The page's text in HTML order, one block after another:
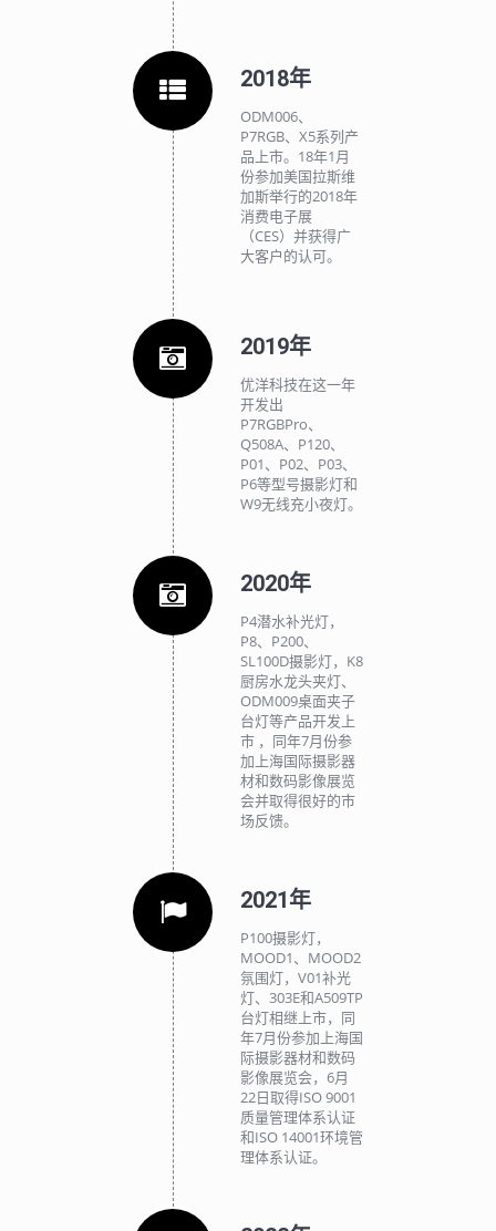
2018年
ODM006、
P7RGB、X5系列产
品上市。18年1月
份参加美国拉斯维
加斯举行的2018年
消费电子展
（CES）并获得广
大客户的认可。
2019年
优洋科技在这一年
开发出
P7RGBPro、
Q508A、P120、
P01、P02、P03、
P6等型号摄影灯和
W9无线充小夜灯。
2020年
P4潜水补光灯，
P8、P200、
SL100D摄影灯，K8
厨房水龙头夹灯、
ODM009桌面夹子
台灯等产品开发上
市 ，同年7月份参
加上海国际摄影器
材和数码影像展览
会并取得很好的市
场反馈。
2021年
P100摄影灯，
MOOD1、MOOD2
氛围灯，V01补光
灯、303E和A509TP
台灯相继上市，同
年7月份参加上海国
际摄影器材和数码
影像展览会，6月
22日取得ISO 9001
质量管理体系认证
和ISO 14001环境管
理体系认证。